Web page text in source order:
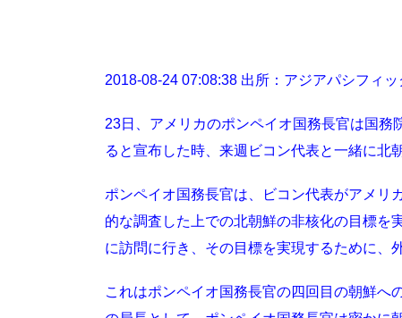
2018-08-24 07:08:38 出所：アジアパシフィ
23日、アメリカのポンペイオ国務長官は国
ると宣布した時、来週ビコン代表と一緒に北
ポンペイオ国務長官は、ビコン代表がアメリ
的な調査した上での北朝鮮の非核化の目標を
に訪問に行き、その目標を実現するために、
これはポンペイオ国務長官の四回目の朝鮮へ